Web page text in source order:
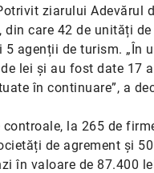
ziarului Adevărul
care 42 de unități de
agenții de turism. „În
lei și au fost date 17
în continuare”, a
la 265 de
de agrement și
în valoare de 87.400